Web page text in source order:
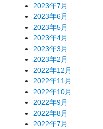
2023年7月
2023年6月
2023年5月
2023年4月
2023年3月
2023年2月
2022年12月
2022年11月
2022年10月
2022年9月
2022年8月
2022年7月